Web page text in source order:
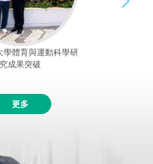
學體育與運動科學研
究成果突破
更多